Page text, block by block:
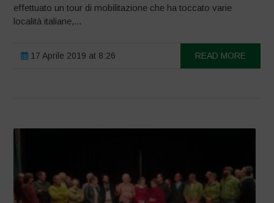
effettuato un tour di mobilitazione che ha toccato varie
località italiane,...
17 Aprile 2019 at 8:26 READ MORE